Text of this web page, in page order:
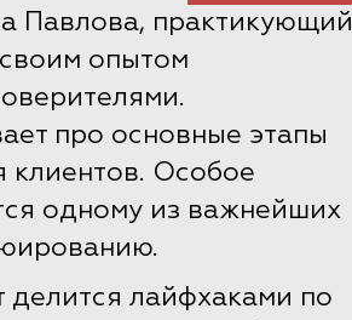
Павлова, практикующий
опытом
про основные этапы
клиентов. Особое
одному из важнейших
делится лайфхаками по